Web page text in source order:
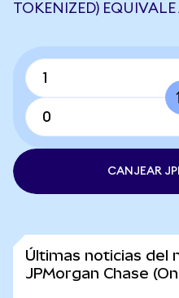
TOKENIZED)
CANJEAR
Últimas noticias del
JPMorgan Chase